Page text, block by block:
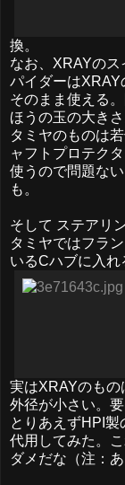
換。
なお、XRAYの
パイダーはXRAY
そのまま使える
ほうの玉の大きさ
タミヤのものは
ャフトプロテク
使うので問題な
も。
そして ステアリ
タミヤではフラ
いるCハブに入れ
実はXRAYのも
外径が小さい。
とりあえずHPI
代用してみた。
ダメだな（注：